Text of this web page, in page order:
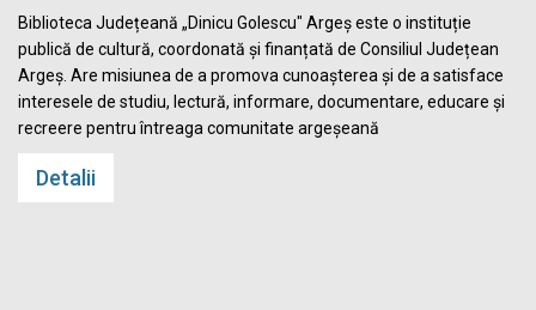
Biblioteca Județeană „Dinicu Golescu" Argeș este o instituție
publică de cultură, coordonată și finanțată de Consiliul Județean
Argeș. Are misiunea de a promova cunoașterea și de a satisface
interesele de studiu, lectură, informare, documentare, educare și
recreere pentru întreaga comunitate argeșeană
Detalii